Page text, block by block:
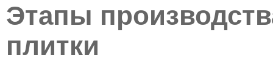
Этапы
плитки